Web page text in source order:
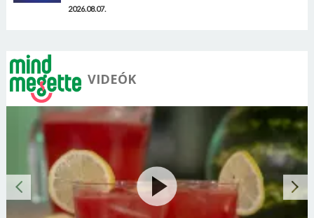
2026.08.07.
VIDEÓK